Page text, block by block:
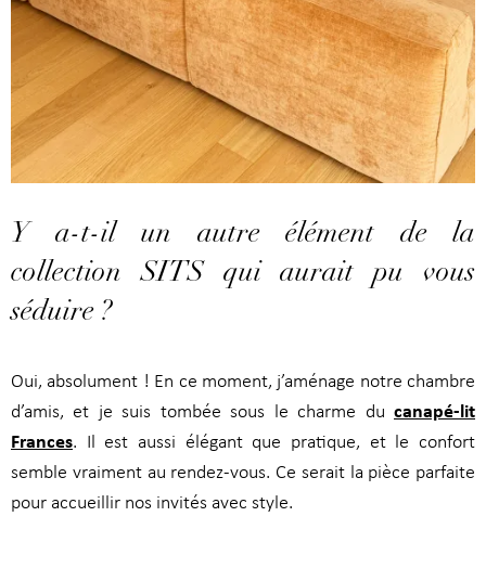
Y a-t-il un autre élément de la
collection SITS qui aurait pu vous
séduire ?
Oui, absolument ! En ce moment, j’aménage notre chambre
d’amis, et je suis tombée sous le charme du canapé-lit
Frances. Il est aussi élégant que pratique, et le confort
semble vraiment au rendez-vous. Ce serait la pièce parfaite
pour accueillir nos invités avec style.